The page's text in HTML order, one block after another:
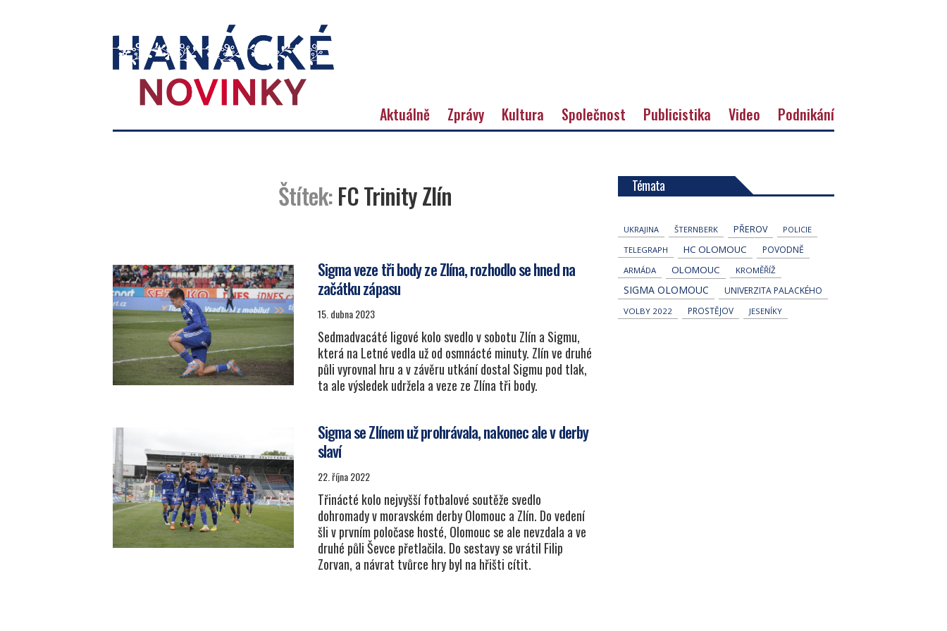
novinky
Aktuálně Zprávy Kultura Společnost Publicistika Video Podnikání
Štítek:FC Trinity Zlín
Sigma veze tři body ze Zlína, rozhodlo se hned na
začátku zápasu
15. dubna 2023
Sedmadvacáté ligové kolo svedlo v sobotu Zlín a Sigmu,
která na Letné vedla už od osmnácté minuty. Zlín ve druhé
půli vyrovnal hru a v závěru utkání dostal Sigmu pod tlak,
ta ale výsledek udržela a veze ze Zlína tři body.
Sigma se Zlínem už prohrávala, nakonec ale v derby
slaví
22. října 2022
Třinácté kolo nejvyšší fotbalové soutěže svedlo
dohromady v moravském derby Olomouc a Zlín. Do vedení
šli v prvním poločase hosté, Olomouc se ale nevzdala a ve
druhé půli Ševce přetlačila. Do sestavy se vrátil Filip
Zorvan, a návrat tvůrce hry byl na hřišti cítit.
Témata
UKRAJINA ŠTERNBERK PŘEROV
POLICIE
TELEGRAPH
HC OLOMOUC POVODNĚ
ARMÁDA OLOMOUC KROMĚŘÍŽ
SIGMA OLOMOUC UNIVERZITA PALACKÉHO
VOLBY 2022 PROSTĚJOV JESENÍKY